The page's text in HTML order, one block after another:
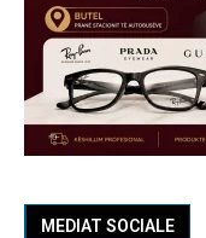
MEDIAT SOCIALE